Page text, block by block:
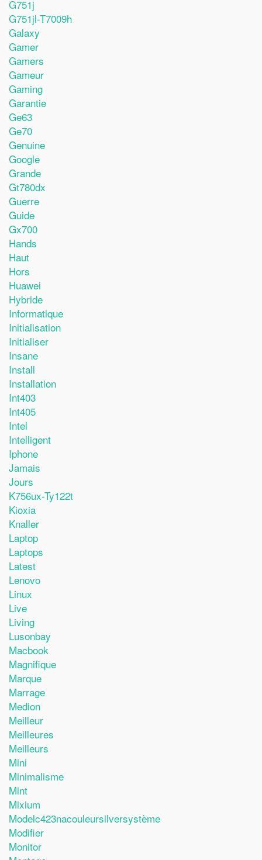
G751j
G751jl-T7009h
Galaxy
Gamer
Gamers
Gameur
Gaming
Garantie
Ge63
Ge70
Genuine
Google
Grande
Gt780dx
Guerre
Guide
Gx700
Hands
Haut
Hors
Huawei
Hybride
Informatique
Initialisation
Initialiser
Insane
Install
Installation
Int403
Int405
Intel
Intelligent
Iphone
Jamais
Jours
K756ux-Ty122t
Kioxia
Knaller
Laptop
Laptops
Latest
Lenovo
Linux
Live
Living
Lusonbay
Macbook
Magnifique
Marque
Marrage
Medion
Meilleur
Meilleures
Meilleurs
Mini
Minimalisme
Mint
Mixium
Modelc423nacouleursilversystème
Modifier
Monitor